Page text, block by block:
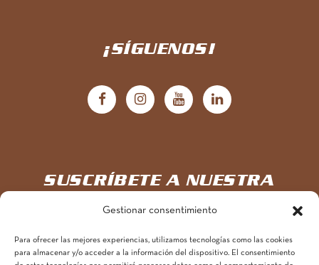
Gestionar consentimiento
Para ofrecer las mejores experiencias, utilizamos tecnologías como las cookies
para almacenar y/o acceder a la información del dispositivo. El consentimiento
¡SÍGUENOS!
SUSCRÍBETE A NUESTRA
Únete aquí a la aventura